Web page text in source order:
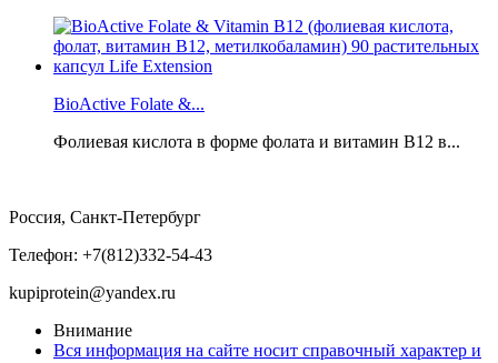
BioActive Folate &...
Фолиевая кислота в форме фолата и витамин B12 в...
Россия, Санкт-Петербург
Телефон: +7(812)332-54-43
kupiprotein@yandex.ru
Внимание
Вся информация на сайте носит справочный характер и